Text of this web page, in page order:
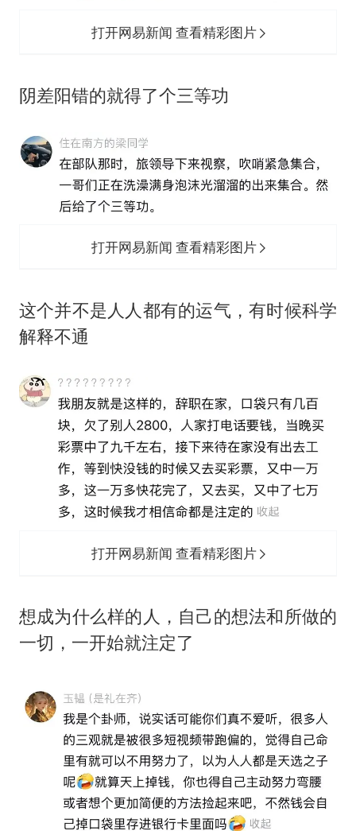
打开网易新闻 查看精彩图片
阴差阳错的就得了个三等功
打开网易新闻 查看精彩图片
这个并不是人人都有的运气，有时候科学
解释不通
打开网易新闻 查看精彩图片
想成为什么样的人，自己的想法和所做的
一切，一开始就注定了